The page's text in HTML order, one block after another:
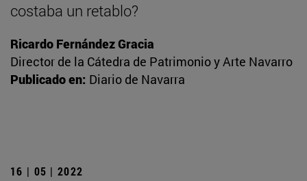
costaba un retablo?
Ricardo Fernández Gracia
Director de la Cátedra de Patrimonio y Arte Navarro
Publicado en: Diario de Navarra
16 | 05 | 2022